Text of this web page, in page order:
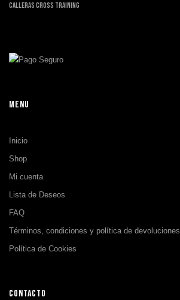
Calleras Cross Training
MENU
Inicio
Shop
Mi cuenta
Lista de Deseos
FAQ
Términos, condiciones y política de devoluciones
Política de Cookies
CONTACTO